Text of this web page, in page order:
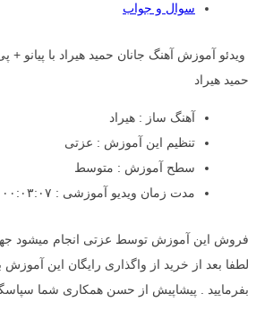
سوال و جواب
ویدئو آموزش آهنگ جانان حمید هیراد با پیانو +
حمید هیراد
آهنگ ساز : هیراد
تنظیم این آموزش : عزتی
سطح آموزش : متوسط
مدت زمان ویدیو آموزشی : ۰۰:۰۳:۰۷
فروش این آموزش توسط عزتی انجام میشود
لطفا بعد از خرید از واگذاری رایگان این آموزش
بفرمایید . پیشاپیش از حسن همکاری شما